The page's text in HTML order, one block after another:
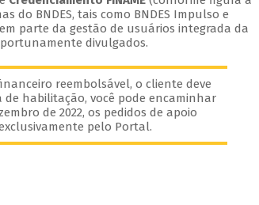
do BNDES, tais como BNDES Impulso e
parte da gestão de usuários integrada da
divulgados.
reembolsável, o cliente deve
habilitação, você pode encaminhar
de 2022, os pedidos de apoio
pelo Portal.